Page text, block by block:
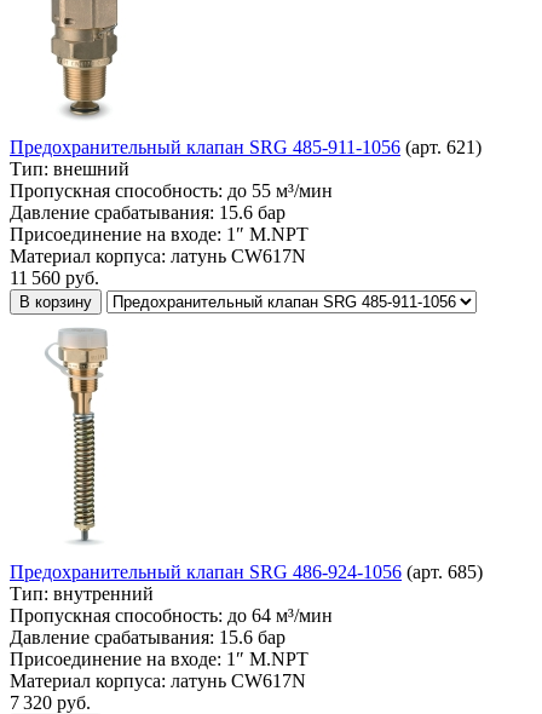
Предохранительный клапан SRG 485-911-1056 (арт. 621)
Тип: внешний
Пропускная способность: до 55 м³/мин
Давление срабатывания: 15.6 бар
Присоединение на входе: 1″ M.NPT
Материал корпуса: латунь CW617N
11 560 руб.
В корзину
Предохранительный клапан SRG 486-924-1056 (арт. 685)
Тип: внутренний
Пропускная способность: до 64 м³/мин
Давление срабатывания: 15.6 бар
Присоединение на входе: 1″ M.NPT
Материал корпуса: латунь CW617N
7 320 руб.